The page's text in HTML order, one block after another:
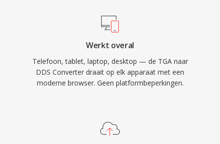
Werkt overal
Telefoon, tablet, laptop, desktop — de TGA naar
DDS Converter draait op elk apparaat met een
moderne browser. Geen platformbeperkingen.